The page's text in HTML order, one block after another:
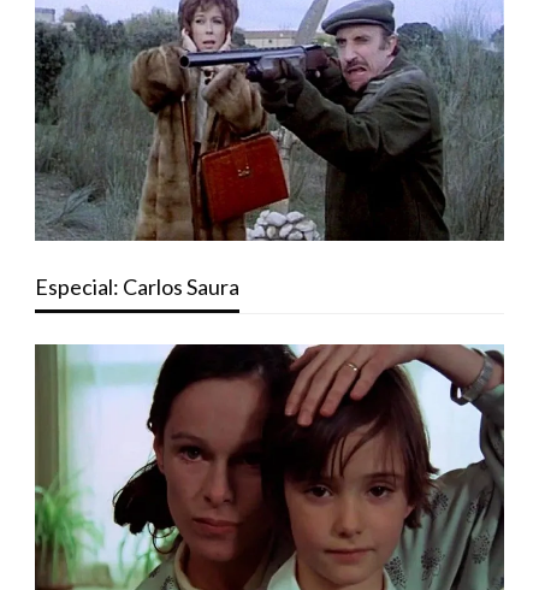
Especial: Carlos Saura